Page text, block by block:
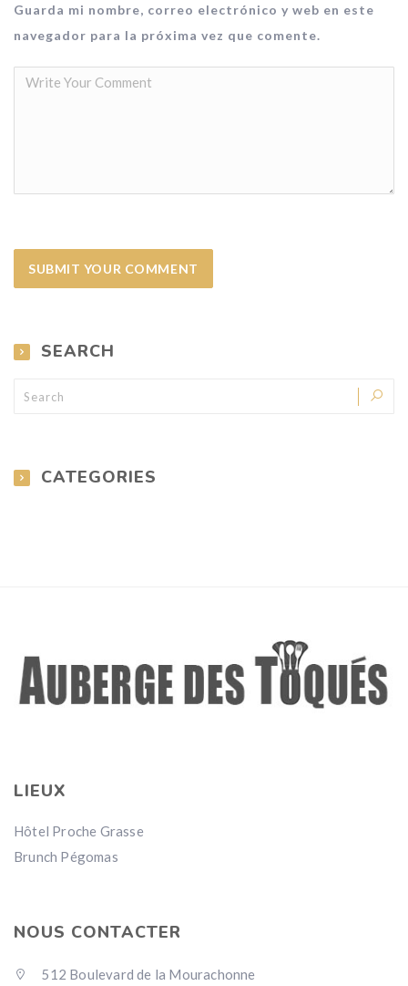
Guarda mi nombre, correo electrónico y web en este
navegador para la próxima vez que comente.
SEARCH
CATEGORIES
LIEUX
Hôtel Proche Grasse
Brunch Pégomas
NOUS CONTACTER
512 Boulevard de la Mourachonne